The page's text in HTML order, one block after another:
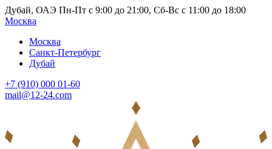
Дубай, ОАЭ Пн-Пт с 9:00 до 21:00, Сб-Вс с 11:00 до 18:00
Москва
Москва
Санкт-Петербург
Дубай
+7 (910) 000 01-60
mail@12-24.com